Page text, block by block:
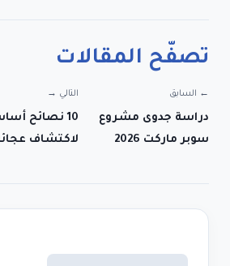
تصفّح المقالات
← السابق
دراسة جدوى مشروع
سوبر ماركت 2026
التالي →
10 نصائح
لاكتشاف